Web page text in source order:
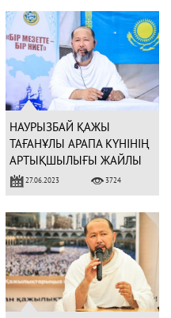
НАУРЫЗБАЙ ҚАЖЫ
ТАҒАНҰЛЫ АРАПА КҮНІНІҢ
АРТЫҚШЫЛЫҒЫ ЖАЙЛЫ
НАСИХАТ АЙТТЫ (ФОТО)
27.06.2023 3724